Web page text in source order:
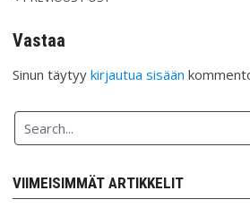
navigation
Vastaa
Sinun täytyykirjautua sisään
VIIMEISIMMÄT ARTIKKELIT